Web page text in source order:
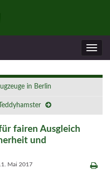
in Berlin
fairen Ausgleich
und
Mai 2017